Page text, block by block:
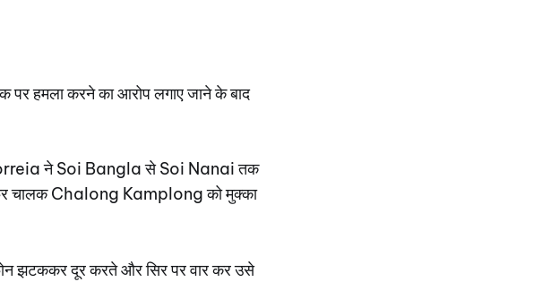
पर हमला करने का आरोप लगाए जाने के बाद
ने Soi Bangla से Soi Nanai तक
चालक Chalong Kamplong को मुक्का
झटककर दूर करते और सिर पर वार कर उसे